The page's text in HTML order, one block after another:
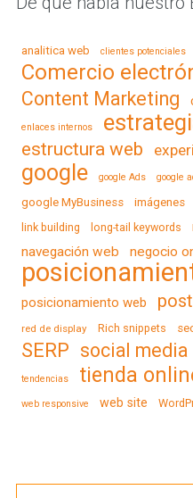
analitica web clientes potenciales
Comercio
Content Marketing
enlaces internos
estructura web
google google Ads google
google MyBusiness imágenes
link building long-tail keywords
navegación web
negocio
posicionamiento web
red de display Rich snippets
SERP social media
tendencias tienda
web responsive web site